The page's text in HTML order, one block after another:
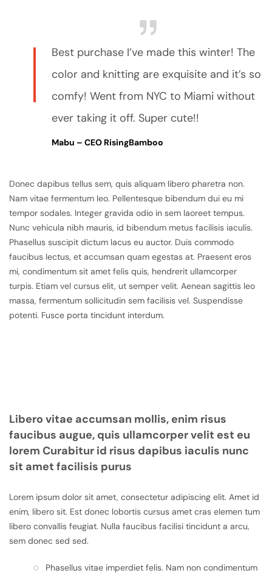
Best purchase I’ve made this winter! The
color and knitting are exquisite and it’s so
comfy! Went from NYC to Miami without
ever taking it off. Super cute!!
Mabu – CEO RisingBamboo
Donec dapibus tellus sem, quis aliquam libero pharetra non.
Nam vitae fermentum leo. Pellentesque bibendum dui eu mi
tempor sodales. Integer gravida odio in sem laoreet tempus.
Nunc vehicula nibh mauris, id bibendum metus facilisis iaculis.
Phasellus suscipit dictum lacus eu auctor. Duis commodo
faucibus lectus, et accumsan quam egestas at. Praesent eros
mi, condimentum sit amet felis quis, hendrerit ullamcorper
turpis. Etiam vel cursus elit, ut semper velit. Aenean sagittis leo
massa, fermentum sollicitudin sem facilisis vel. Suspendisse
potenti. Fusce porta tincidunt interdum.
Libero vitae accumsan mollis, enim risus
faucibus augue, quis ullamcorper velit est eu
lorem Curabitur id risus dapibus iaculis nunc
sit amet facilisis purus
Lorem ipsum dolor sit amet, consectetur adipiscing elit. Amet id
enim, libero sit. Est donec lobortis cursus amet cras elemen tum
libero convallis feugiat. Nulla faucibus facilisi tincidunt a arcu,
sem donec sed sed.
Phasellus vitae imperdiet felis. Nam non condimentum